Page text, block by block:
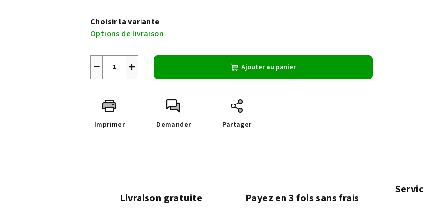
de
la
mesure:
Choisir la variante
Options de livraison
+
− Ajouter au panier
Imprimer Demander Partager
Livraison gratuite Payez en 3 fois sans frais